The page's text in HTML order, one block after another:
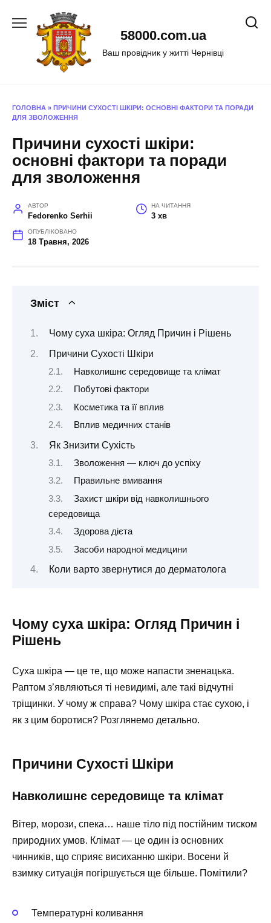
58000.com.ua
Ваш провідник у житті Чернівці
ГОЛОВНА » ПРИЧИНИ СУХОСТІ ШКІРИ: ОСНОВНІ ФАКТОРИ ТА ПОРАДИ
ДЛЯ ЗВОЛОЖЕННЯ
Причини сухості шкіри:
основні фактори та поради
для зволоження
АВТОР
Fedorenko Serhii
НА ЧИТАННЯ
3 хв
ОПУБЛІКОВАНО
18 Травня, 2026
Зміст
Чому суха шкіра: Огляд Причин і Рішень
Причини Сухості Шкіри
Навколишнє середовище та клімат
Побутові фактори
Косметика та її вплив
Вплив медичних станів
Як Знизити Сухість
Зволоження — ключ до успіху
Правильне вмивання
Захист шкіри від навколишнього
середовища
Здорова дієта
Засоби народної медицини
Коли варто звернутися до дерматолога
Чому суха шкіра: Огляд Причин і
Рішень
Суха шкіра — це те, що може напасти зненацька.
Раптом з’являються ті невидимі, але такі відчутні
тріщинки. У чому ж справа? Чому шкіра стає сухою, і
як з цим боротися? Розглянемо детально.
Причини Сухості Шкіри
Навколишнє середовище та клімат
Вітер, морози, спека… наше тіло під постійним тиском
природних умов. Клімат — це один із основних
чинників, що сприяє висиханню шкіри. Восени й
взимку ситуація погіршується ще більше. Помітили?
Температурні коливання